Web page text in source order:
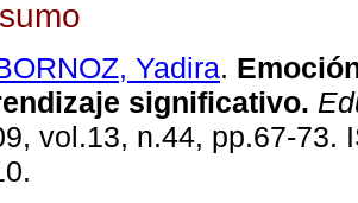
Yadira.
significativo.
vol.13, n.44, pp.67-73.